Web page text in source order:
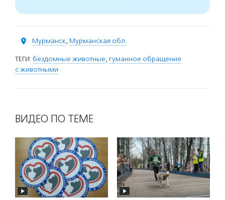
Мурманск, Мурманская обл.
ТЕГИ: бездомные животные, гуманное обращение
с животными
ВИДЕО ПО ТЕМЕ